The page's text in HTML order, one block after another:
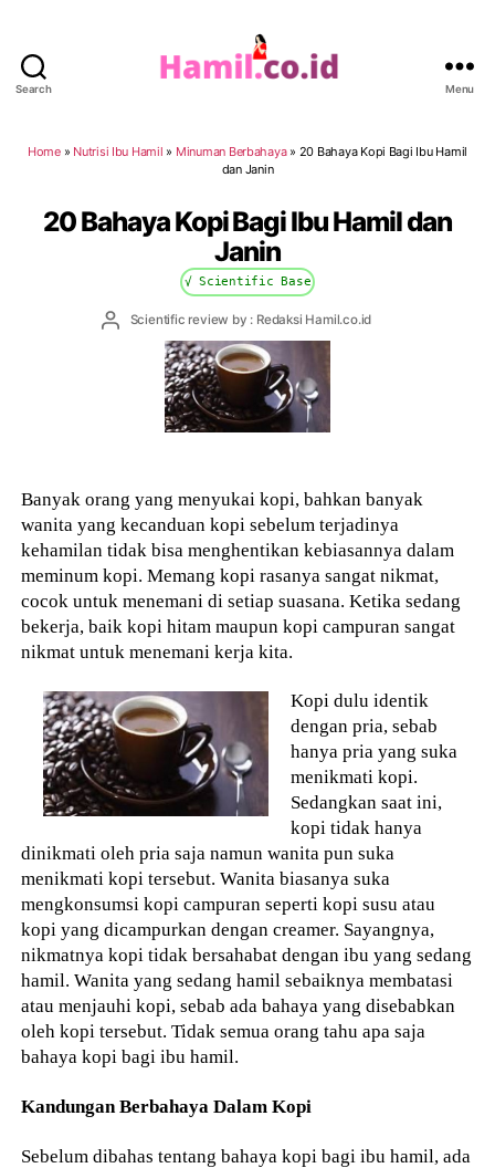
Search Menu
Home» Nutrisi Ibu Hamil » Minuman Berbahaya» 20 Bahaya Kopi Bagi Ibu Hamil
dan Janin
20 Bahaya Kopi Bagi Ibu Hamil dan
Janin
√ Scientific Base
PostScientific review by : Redaksi Hamil.co.id
Banyak orang yang menyukai kopi, bahkan banyak
wanita yang kecanduan kopi sebelum terjadinya
kehamilan tidak bisa menghentikan kebiasannya dalam
meminum kopi. Memang kopi rasanya sangat nikmat,
cocok untuk menemani di setiap suasana. Ketika sedang
bekerja, baik kopi hitam maupun kopi campuran sangat
nikmat untuk menemani kerja kita.
Kopi dulu identik
dengan pria, sebab
hanya pria yang suka
menikmati kopi.
Sedangkan saat ini,
kopi tidak hanya
dinikmati oleh pria saja namun wanita pun suka
menikmati kopi tersebut. Wanita biasanya suka
mengkonsumsi kopi campuran seperti kopi susu atau
kopi yang dicampurkan dengan creamer. Sayangnya,
nikmatnya kopi tidak bersahabat dengan ibu yang sedang
hamil. Wanita yang sedang hamil sebaiknya membatasi
atau menjauhi kopi, sebab ada bahaya yang disebabkan
oleh kopi tersebut. Tidak semua orang tahu apa saja
bahaya kopi bagi ibu hamil.
Kandungan Berbahaya Dalam Kopi
Sebelum dibahas tentang bahaya kopi bagi ibu hamil, ada